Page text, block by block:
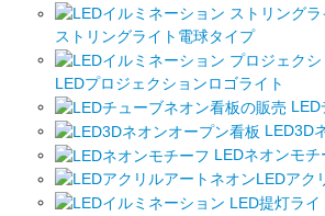
ストリングライト電球タイプ
LEDプロジェクションロゴライト
LED
LED3D
LEDネオンモチ
LEDアク